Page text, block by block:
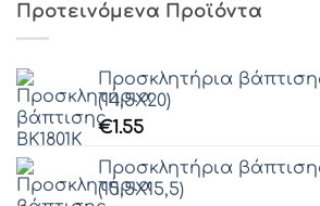
Προτεινόμενα Προϊόντα
Προσκλητήρια
(14,5Χ20)
€1.55
Προσκλητήρια
(15,5Χ15,5)